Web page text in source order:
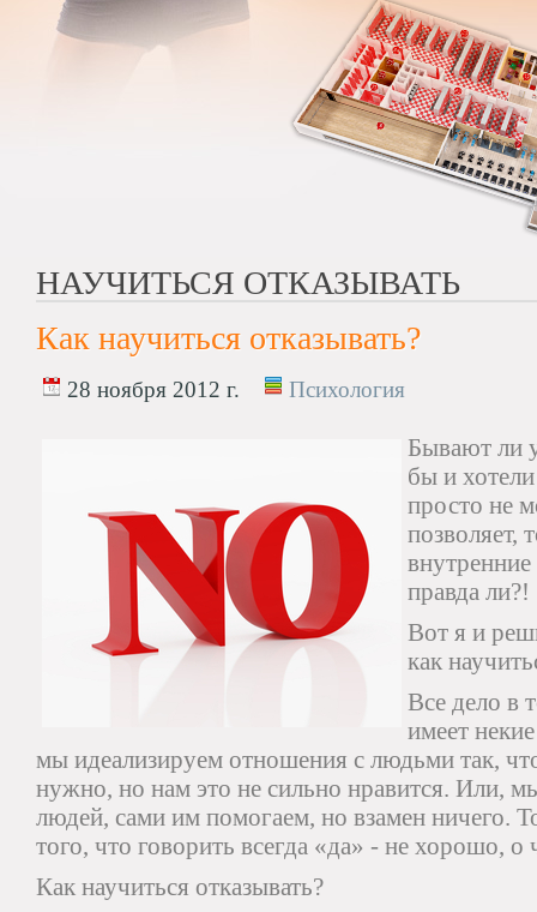
НАУЧИТЬСЯ ОТКАЗЫВАТЬ
Как научиться отказывать?
28 ноября 2012 г. Психология
Бывают ли
бы и
просто не
позволяет,
правда ли?!
Вот я и
как
Все дело в
имеет
мы идеализируем отношения с людьми так,
нужно, но нам это не сильно нравится. Или,
людей, сами им помогаем, но взамен ничего.
того, что говорить всегда «да» - не хорошо,
Как научиться отказывать?